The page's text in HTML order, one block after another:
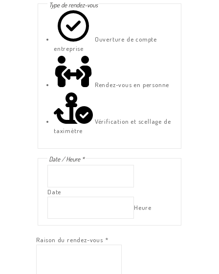
Type de rendez-vous
Ouverture de compte
entreprise
Rendez-vous en personne
Vérification et scellage de
taximètre
Date / Heure *
Date
Heure
Raison du rendez-vous *